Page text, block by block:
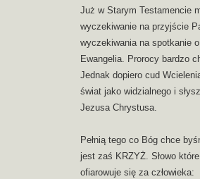
Już w Starym Testamencie
wyczekiwanie na przyjście
wyczekiwania na spotkanie
Ewangelia. Prorocy bardzo
Jednak dopiero cud
świat jako widzialnego i
Jezusa Chrystusa.
Pełnią tego co Bóg chce
jest zaś KRZYŻ. Słowo
ofiarowuje się za człowieka: